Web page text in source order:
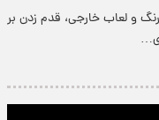
و لعاب خارجی، قدم زدن بر